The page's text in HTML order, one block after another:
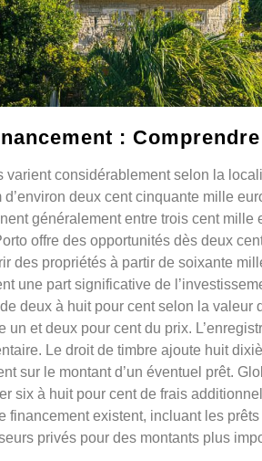
:
varient considérablement selon la
d’environ deux cent cinquante mille
généralement entre trois cent
offre des opportunités dès deux
des propriétés à partir de soixante
une part significative de
deux à huit pour cent selon la valeur
un et deux pour cent du prix.
Le droit de timbre ajoute huit
sur le montant d’un éventuel prêt.
six à huit pour cent de frais
financement existent, incluant les
privés pour des montants plus